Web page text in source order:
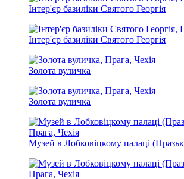
Інтер'єр базиліки Святого Георгія
Інтер'єр базиліки Святого Георгія
Золота вуличка
Золота вуличка
Музей в Лобковіцкому палаці